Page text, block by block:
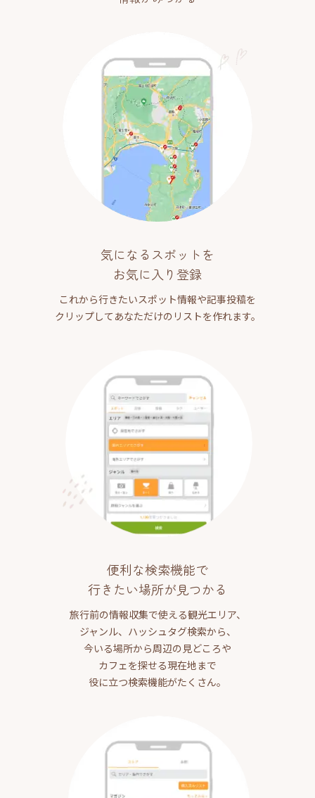
気になるスポットを
お気に入り登録
これから行きたいスポット情報や記事投稿を
クリップしてあなただけのリストを作れます。
便利な検索機能で
行きたい場所が見つかる
旅行前の情報収集で使える観光エリア、
ジャンル、ハッシュタグ検索から、
今いる場所から周辺の見どころや
カフェを探せる現在地まで
役に立つ検索機能がたくさん。